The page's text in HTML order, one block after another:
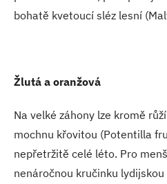
bohatě kvetoucí sléz lesní
Žlutá a oranžová
Na velké záhony lze kromě
mochnu křovitou (Potentilla
nepřetržitě celé léto. Pro
nenáročnou kručinku